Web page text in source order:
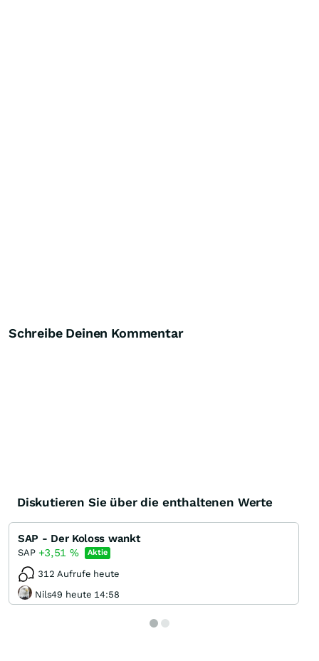
Schreibe Deinen Kommentar
Diskutieren Sie über die enthaltenen Werte
SAP - Der Koloss wankt
SAP +3,51 % Aktie
312 Aufrufe heute
Nils49 heute 14:58